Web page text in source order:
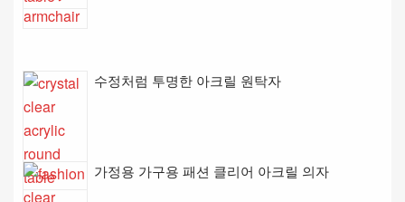
수정처럼 투명한 아크릴 원탁자
가정용 가구용 패션 클리어 아크릴 의자